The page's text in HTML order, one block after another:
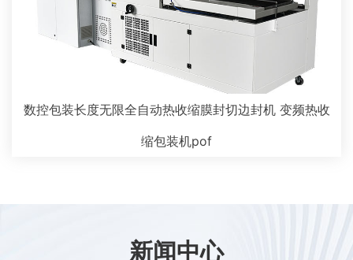
数控包装长度无限全自动热收缩膜封切边封机 变频热收
缩包装机pof
新闻中心